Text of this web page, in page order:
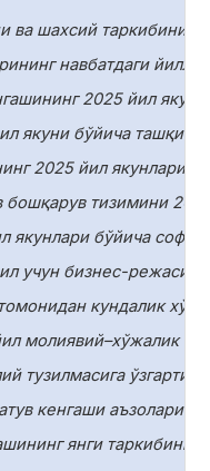
ва шахсий таркибини
навбатдаги
2025 йил
якуни бўйича ташқи
2025 йил якунлари
бошқарув тизимини
якунлари бўйича соф
учун бизнес-
кундалик
молиявий–хўжалик
тузилмасига
кенгаши
янги таркибини